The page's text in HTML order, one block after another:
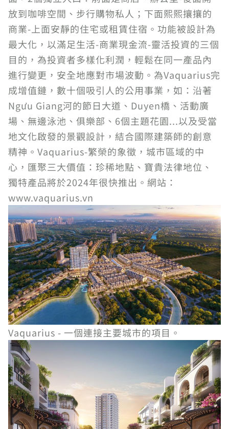
放到咖啡空間、步行購物私人；下面熙熙攘攘的
商業-上面安靜的住宅或租賃住宿。功能被設計為
最大化，以滿足生活-商業現金流-靈活投資的三個
目的，為投資者多樣化利潤，輕鬆在同一產品內
進行變更，安全地應對市場波動。為Vaquarius完
成增值鏈，數十個吸引人的公用事業，如：沿著
Ngưu Giang河的節日大道、Duyen橋、活動廣
場、無邊泳池、俱樂部、6個主題花園...以及受當
地文化啟發的景觀設計，結合國際建築師的創意
精神。Vaquarius-繁榮的象徵，城市區域的中
心，匯聚三大價值：珍稀地點、寶貴法律地位、
獨特產品將於2024年很快推出。網站：
www.vaquarius.vn
Vaquarius - 一個連接主要城市的項目。